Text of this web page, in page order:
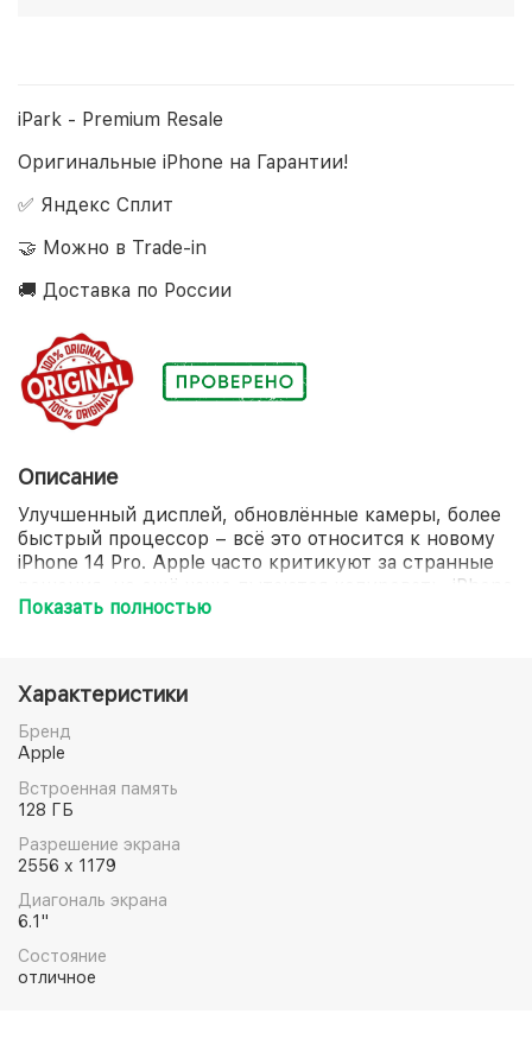
iPark - Premium Resale
Оригинальные iPhone на Гарантии!
✅ Яндекс Сплит
🤝 Можно в Trade-in
🚚 Доставка по России
Описание
Улучшенный дисплей, обновлённые камеры, более
быстрый процессор – всё это относится к новому
iPhone 14 Pro. Apple часто критикуют за странные
решения, но ещё чаще пытаются копировать. iPhone
всегда задаёт тренды на рынке смартфонов, и
Показать полностью
Характеристики
Бренд
Apple
Встроенная память
128 ГБ
Разрешение экрана
2556 x 1179
Диагональ экрана
6.1"
Состояние
отличное